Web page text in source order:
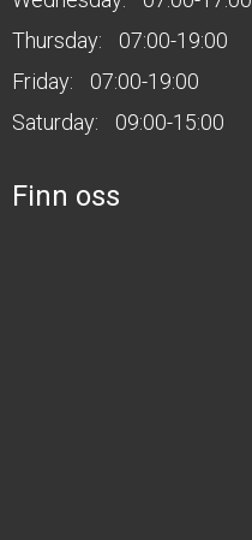
Thursday:
07:00-19:00
Friday:
07:00-19:00
Saturday:
09:00-15:00
Finn oss